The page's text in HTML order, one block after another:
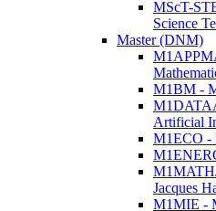
MScT-
Science
Master (DNM)
M1BM -
Artificial
M1ECO -
Jacques
M1MIE -